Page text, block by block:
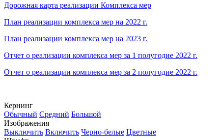
Дорожная карта реализации Комплекса мер
План реализации комплекса мер на 2022 г.
План реализации комплекса мер на 2023 г.
Отчет о реализации комплекса мер за 1 полугодие 2022 г.
Отчет о реализации комплекса мер за 2 полугодие 2022 г.
Кернинг
Обычный Средний Большой
Изображения
Выключить Включить Черно-белые Цветные